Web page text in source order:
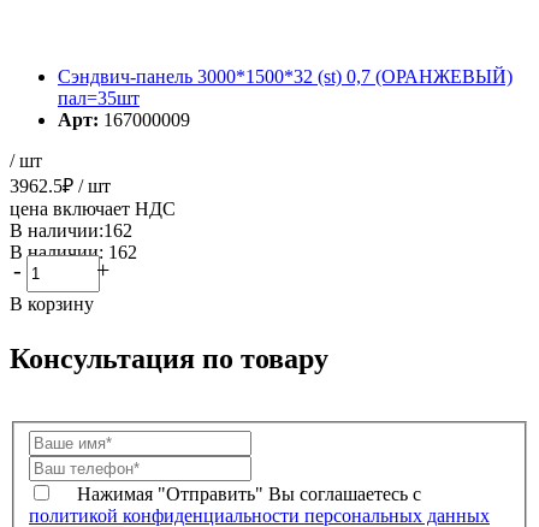
Сэндвич-панель 3000*1500*32 (st) 0,7 (ОРАНЖЕВЫЙ)
пал=35шт
Арт: 167000009
/ шт
3962.5₽ / шт
цена включает НДС
В наличии:162
В наличии: 162
- +
В корзину
Консультация по товару
Нажимая "Отправить" Вы соглашаетесь с
политикой конфиденциальности персональных данных